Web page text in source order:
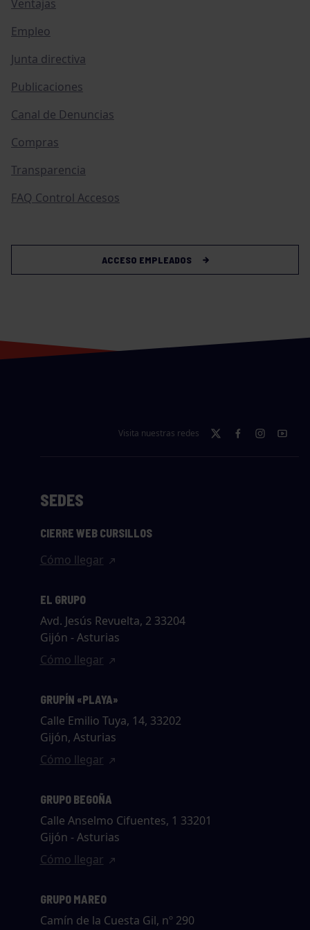
Ventajas
Empleo
Junta directiva
Publicaciones
Canal de Denuncias
Compras
Transparencia
FAQ Control Accesos
ACCESO EMPLEADOS
Visita nuestras redes
SEDES
CIERRE WEB CURSILLOS
Cómo llegar
EL GRUPO
Avd. Jesús Revuelta, 2 33204
Gijón - Asturias
Cómo llegar
GRUPÍN «PLAYA»
Calle Emilio Tuya, 14, 33202
Gijón, Asturias
Cómo llegar
GRUPO BEGOÑA
Calle Anselmo Cifuentes, 1 33201
Gijón - Asturias
Cómo llegar
GRUPO MAREO
Camín de la Cuesta Gil, nº 290